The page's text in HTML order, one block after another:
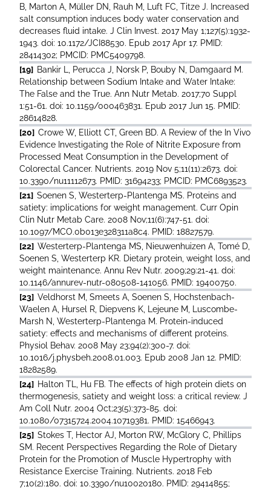
B, Marton A, Müller DN, Rauh M, Luft FC, Titze J. Increased
salt consumption induces body water conservation and
decreases fluid intake. J Clin Invest. 2017 May 1;127(5):1932-
1943. doi: 10.1172/JCI88530. Epub 2017 Apr 17. PMID:
28414302; PMCID: PMC5409798.
[19] Bankir L, Perucca J, Norsk P, Bouby N, Damgaard M.
Relationship between Sodium Intake and Water Intake:
The False and the True. Ann Nutr Metab. 2017;70 Suppl
1:51-61. doi: 10.1159/000463831. Epub 2017 Jun 15. PMID:
28614828.
[20] Crowe W, Elliott CT, Green BD. A Review of the In Vivo
Evidence Investigating the Role of Nitrite Exposure from
Processed Meat Consumption in the Development of
Colorectal Cancer. Nutrients. 2019 Nov 5;11(11):2673. doi:
10.3390/nu11112673. PMID: 31694233; PMCID: PMC6893523.
[21] Soenen S, Westerterp-Plantenga MS. Proteins and
satiety: implications for weight management. Curr Opin
Clin Nutr Metab Care. 2008 Nov;11(6):747-51. doi:
10.1097/MCO.0b013e328311a8c4. PMID: 18827579.
[22] Westerterp-Plantenga MS, Nieuwenhuizen A, Tomé D,
Soenen S, Westerterp KR. Dietary protein, weight loss, and
weight maintenance. Annu Rev Nutr. 2009;29:21-41. doi:
10.1146/annurev-nutr-080508-141056. PMID: 19400750.
[23] Veldhorst M, Smeets A, Soenen S, Hochstenbach-
Waelen A, Hursel R, Diepvens K, Lejeune M, Luscombe-
Marsh N, Westerterp-Plantenga M. Protein-induced
satiety: effects and mechanisms of different proteins.
Physiol Behav. 2008 May 23;94(2):300-7. doi:
10.1016/j.physbeh.2008.01.003. Epub 2008 Jan 12. PMID:
18282589.
[24] Halton TL, Hu FB. The effects of high protein diets on
thermogenesis, satiety and weight loss: a critical review. J
Am Coll Nutr. 2004 Oct;23(5):373-85. doi:
10.1080/07315724.2004.10719381. PMID: 15466943.
[25] Stokes T, Hector AJ, Morton RW, McGlory C, Phillips
SM. Recent Perspectives Regarding the Role of Dietary
Protein for the Promotion of Muscle Hypertrophy with
Resistance Exercise Training. Nutrients. 2018 Feb
7;10(2):180. doi: 10.3390/nu10020180. PMID: 29414855;